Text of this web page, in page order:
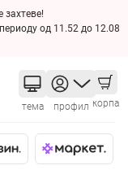
захтеве!
од 11.52 до 12.08
тема профил корпа